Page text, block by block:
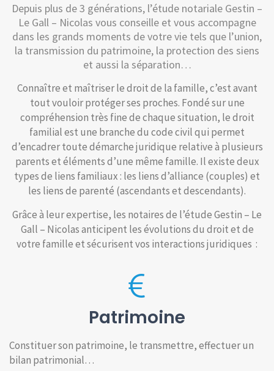
Depuis plus de 3 générations, l’étude notariale Gestin –
Le Gall – Nicolas vous conseille et vous accompagne
dans les grands moments de votre vie tels que l’union,
la transmission du patrimoine, la protection des siens
et aussi la séparation…
Connaître et maîtriser le droit de la famille, c’est avant
tout vouloir protéger ses proches. Fondé sur une
compréhension très fine de chaque situation, le droit
familial est une branche du code civil qui permet
d’encadrer toute démarche juridique relative à plusieurs
parents et éléments d’une même famille. Il existe deux
types de liens familiaux : les liens d’alliance (couples) et
les liens de parenté (ascendants et descendants).
Grâce à leur expertise, les notaires de l’étude Gestin – Le
Gall – Nicolas anticipent les évolutions du droit et de
votre famille et sécurisent vos interactions juridiques :
Patrimoine
Constituer son patrimoine, le transmettre, effectuer un
bilan patrimonial…